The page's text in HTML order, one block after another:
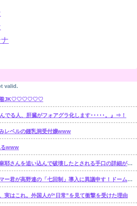
valid.
水着JK♡♡♡♡♡♡
でる人、肝臓がフォアグラ化します･････。』⇒！
レベルの鍾乳洞受付嬢www
るwww
を追い込んで破壊したとされる手口の詳細が明らかに･･････！！
君が高野連の「七回制」導入に異議申す！ドーム球場でやれ
実はこれ。外国人が“日常”を見て衝撃を受けた理由